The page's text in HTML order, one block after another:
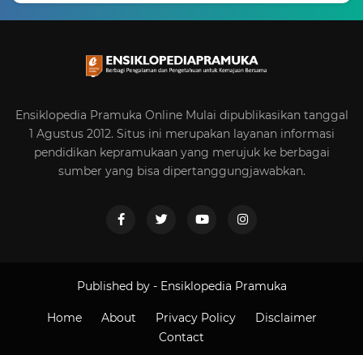
Ensiklopedia Pramuka Online Mulai dipublikasikan tanggal
1 Agustus 2012. Situs ini merupakan layanan informasi
pendidikan kepramukaan yang merujuk ke berbagai
sumber yang bisa dipertanggungjawabkan.
Published by - Ensiklopedia Pramuka
Home About Privacy Policy
Disclaimer
Contact